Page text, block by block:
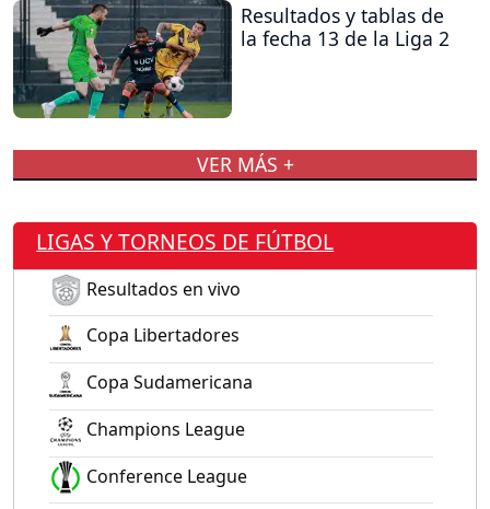
Resultados y tablas de
la fecha 13 de la Liga 2
VER MÁS +
LIGAS Y TORNEOS DE FÚTBOL
Resultados en vivo
Copa Libertadores
Copa Sudamericana
Champions League
Conference League